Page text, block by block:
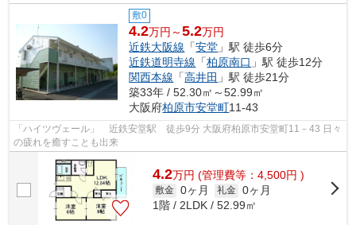
敷0
4.2万円～5.2万円
近鉄大阪線 「安堂 」駅 徒歩6分
近鉄道明寺線 「柏原南口 」駅 徒歩12分
関西本線 「高井田 」駅 徒歩21分
築33年 / 52.30㎡～52.99㎡
大阪府柏原市安堂町11-43
「ハイツヴェール」 近鉄安堂駅 徒歩9分 大阪府柏原市安堂町11－43 日々
の疲れを癒すことも出来
4.2万円 (管理費等：4,500円 )
敷金 0ヶ月 礼金 0ヶ月
1階 / 2LDK / 52.99㎡